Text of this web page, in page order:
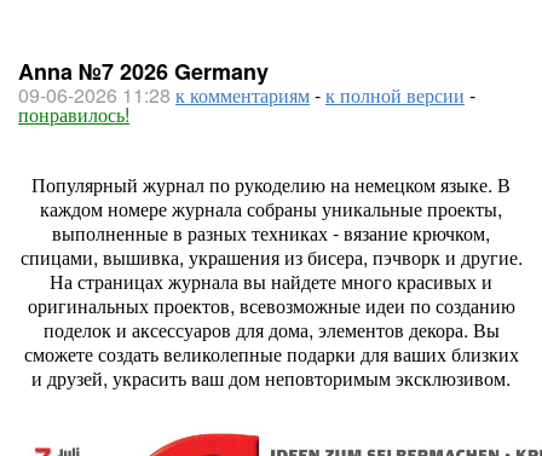
Anna №7 2026 Germany
09-06-2026 11:28 к комментариям-к полной версии -
понравилось!
Популярный журнал по рукоделию на немецком языке. В
каждом номере журнала собраны уникальные проекты,
выполненные в разных техниках - вязание крючком,
спицами, вышивка, украшения из бисера, пэчворк и другие.
На страницах журнала вы найдете много красивых и
оригинальных проектов, всевозможные идеи по созданию
поделок и аксессуаров для дома, элементов декора. Вы
сможете создать великолепные подарки для ваших близких
и друзей, украсить ваш дом неповторимым эксклюзивом.